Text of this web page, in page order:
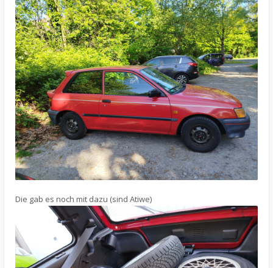
Die gab es noch mit dazu (sind Atiwe)